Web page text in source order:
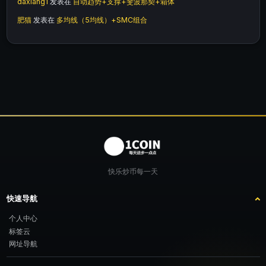
肥猫 发表在 多均线（5均线）+SMC组合
快乐炒币每一天
快速导航
个人中心
标签云
网址导航